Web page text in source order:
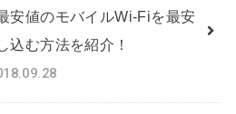
安値のモバイルWi-Fiを最安
込む方法を紹介！